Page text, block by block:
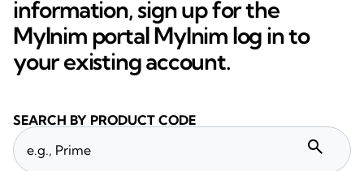
information, sign up for the
MyInim portal MyInim log in to
your existing account.
SEARCH BY PRODUCT CODE
search